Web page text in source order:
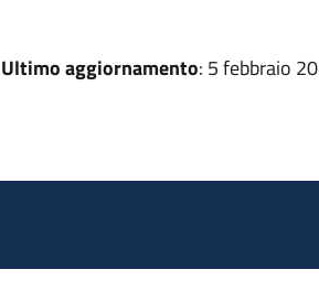
Ultimo aggiornamento: 5 febbraio